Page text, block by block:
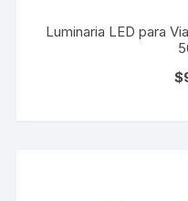
Luminaria LED para
$